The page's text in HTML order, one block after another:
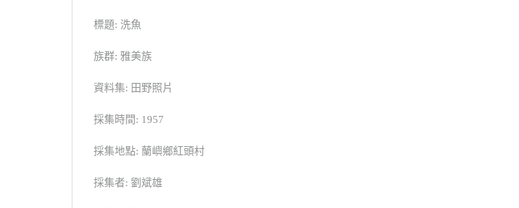
標題: 洗魚
族群: 雅美族
資料集: 田野照片
採集時間: 1957
採集地點: 蘭嶼鄉紅頭村
採集者: 劉斌雄